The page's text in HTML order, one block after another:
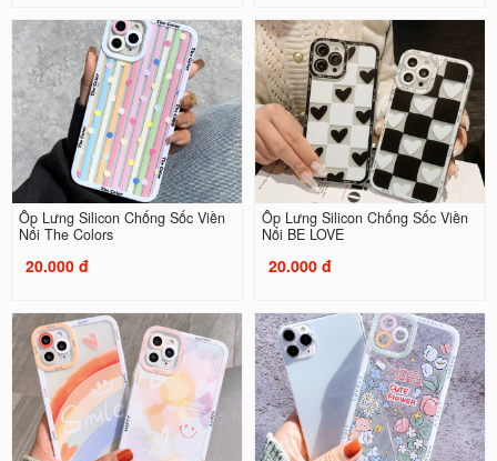
Ốp Lưng Silicon Chống Sốc Viền
Nổi The Colors
20.000 đ
Ốp Lưng Silicon Chống Sốc Viền
Nổi BE LOVE
20.000 đ